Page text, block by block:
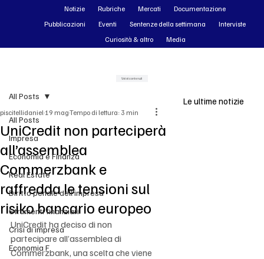
All Posts
Impresa
Economia e Finanza
Real Estate
Diritto penale dell'impresa
Strumenti finanziari
Crisi di impresa
Economia F
All Posts
UniCredit non parteciperà
all’assemblea
Commerzbank e
raffredda le tensioni sul
risiko bancario europeo
piscitellidaniel 19 magTempo di lettura: 3 min
UniCredit ha deciso di non
partecipare all’assemblea di
Commerzbank, una scelta che viene
Le ultime notizie
Notizie Rubriche Mercati
Documentazione
Pubblicazioni
Eventi Sentenze della settimana
Interviste
Curiosità & altro
Media
Vai ai contenuti